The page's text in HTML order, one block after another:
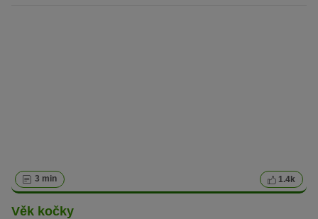
3 min 1.4k
Věk kočky